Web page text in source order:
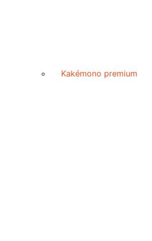
Kakémono premium